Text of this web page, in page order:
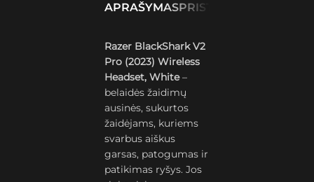
APRAŠYMASPRISTATYMAS IR
Razer BlackShark V2
Pro (2023) Wireless
Headset, White–
belaidės žaidimų
ausinės, sukurtos
žaidėjams, kuriems
svarbus aiškus
garsas, patogumas ir
patikimas ryšys. Jos